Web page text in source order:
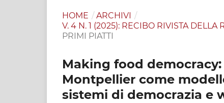
HOME / ARCHIVI /
V. 4 N. 1 (2025): RECIBO RIVISTA
PRIMI PIATTI
Making food
Montpellier come
sistemi di democrazia e